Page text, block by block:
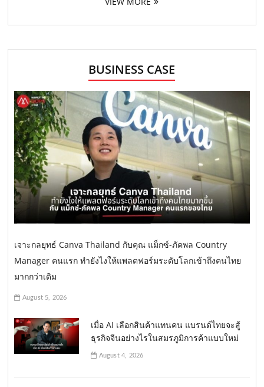
BUSINESS CASE
เจาะกลยุทธ์ Canva Thailand กับคุณ แม็กซ์-ภัคพล Country
Manager คนแรก ทำยังไงให้แพลตฟอร์มระดับโลกเข้าถึงคนไทย
มากกว่าเดิม
August 5, 2026
เมื่อ AI เลือกสินค้าแทนคน แบรนด์ไทยจะสู้
ธุรกิจจีนอย่างไรในสมรภูมิการค้าแบบใหม่
August 4, 2026